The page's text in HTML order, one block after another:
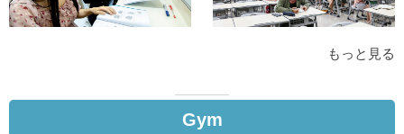
もっと見る
Gym